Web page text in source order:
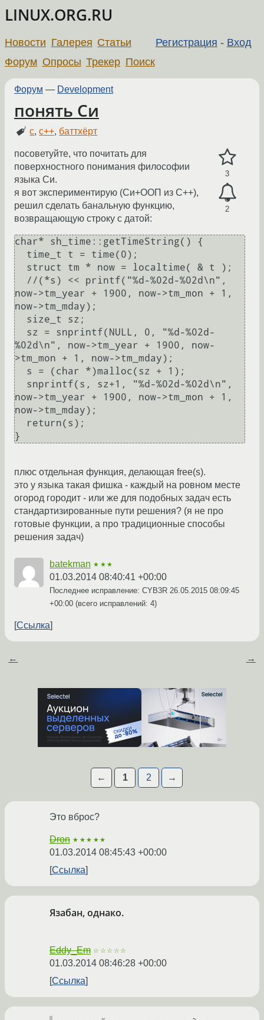
LINUX.ORG.RU
Регистрация - Вход
Новости Галерея Статьи
Форум Опросы Трекер Поиск
Форум — Development
понять Си
c,c++, баттхёрт
3
2
посоветуйте, что почитать для
поверхностного понимания философии
языка Си.
я вот экспериментирую (Си+ООП из C++),
решил сделать банальную функцию,
возвращающую строку с датой:
char* sh_time::getTimeString() {
now->tm_year + 1900, now->tm_mon + 1,
now->tm_mday);
%02d\n", now->tm_year + 1900, now-
>tm_mon + 1, now->tm_mday);
now->tm_year + 1900, now->tm_mon + 1,
now->tm_mday);
}
плюс отдельная функция, делающая free(s).
это у языка такая фишка - каждый на ровном месте
огород городит - или же для подобных задач есть
стандартизированные пути решения? (я не про
готовые функции, а про традиционные способы
решения задач)
batekman ★★★
01.03.2014 08:40:41 +00:00
Последнее исправление: CYB3R 26.05.2015 08:09:45
+00:00 (всего исправлений: 4)
Ссылка
← →
← 1 2 →
Это вброс?
Dron ★★★★★
01.03.2014 08:45:43 +00:00
Ссылка
Язабан, однако.
Eddy_Em ☆☆☆☆☆
01.03.2014 08:46:28 +00:00
Ссылка